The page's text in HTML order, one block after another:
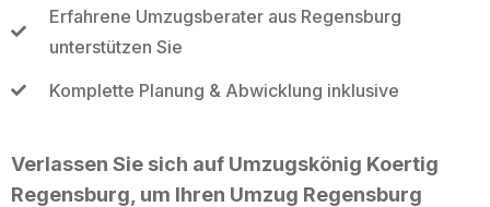
Erfahrene Umzugsberater aus Regensburg
unterstützen Sie
Komplette Planung & Abwicklung inklusive
Verlassen Sie sich auf Umzugskönig Koertig
Regensburg, um Ihren Umzug Regensburg